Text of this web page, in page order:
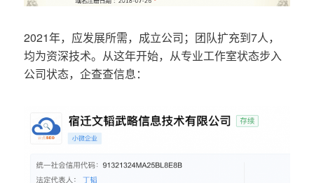
2021年，应发展所需，成立公司；团队扩充到7人，
均为资深技术。从这年开始，从专业工作室状态步入
公司状态，企查查信息：